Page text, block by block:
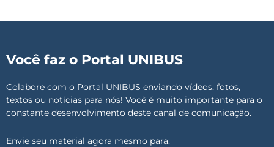
Você faz o Portal UNIBUS
Colabore com o Portal UNIBUS enviando vídeos, fotos,
textos ou notícias para nós! Você é muito importante para o
constante desenvolvimento deste canal de comunicação.
Envie seu material agora mesmo para: